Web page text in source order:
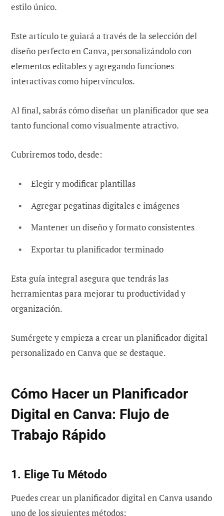
estilo único.
Este artículo te guiará a través de la selección del
diseño perfecto en Canva, personalizándolo con
elementos editables y agregando funciones
interactivas como hipervínculos.
Al final, sabrás cómo diseñar un planificador que sea
tanto funcional como visualmente atractivo.
Cubriremos todo, desde:
Elegir y modificar plantillas
Agregar pegatinas digitales e imágenes
Mantener un diseño y formato consistentes
Exportar tu planificador terminado
Esta guía integral asegura que tendrás las
herramientas para mejorar tu productividad y
organización.
Sumérgete y empieza a crear un planificador digital
personalizado en Canva que se destaque.
Cómo Hacer un Planificador
Digital en Canva: Flujo de
Trabajo Rápido
1. Elige Tu Método
Puedes crear un planificador digital en Canva usando
uno de los siguientes métodos: